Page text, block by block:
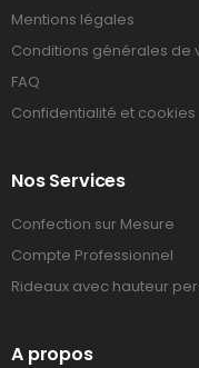
Mentions légales
Conditions générales de
FAQ
Confidentialité et cookies
Nos Services
Confection sur Mesure
Compte Professionnel
Rideaux avec hauteur
A propos